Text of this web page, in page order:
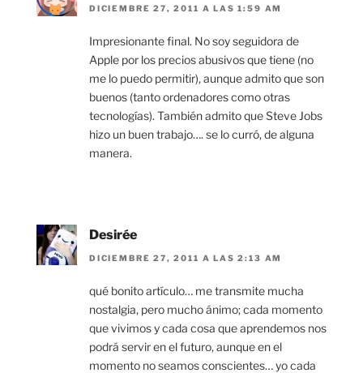
DICIEMBRE 27, 2011 A LAS 1:59 AM
Impresionante final. No soy seguidora de
Apple por los precios abusivos que tiene (no
me lo puedo permitir), aunque admito que son
buenos (tanto ordenadores como otras
tecnologías). También admito que Steve Jobs
hizo un buen trabajo…. se lo curró, de alguna
manera.
Desirée
DICIEMBRE 27, 2011 A LAS 2:13 AM
qué bonito artículo… me transmite mucha
nostalgia, pero mucho ánimo; cada momento
que vivimos y cada cosa que aprendemos nos
podrá servir en el futuro, aunque en el
momento no seamos conscientes… yo cada